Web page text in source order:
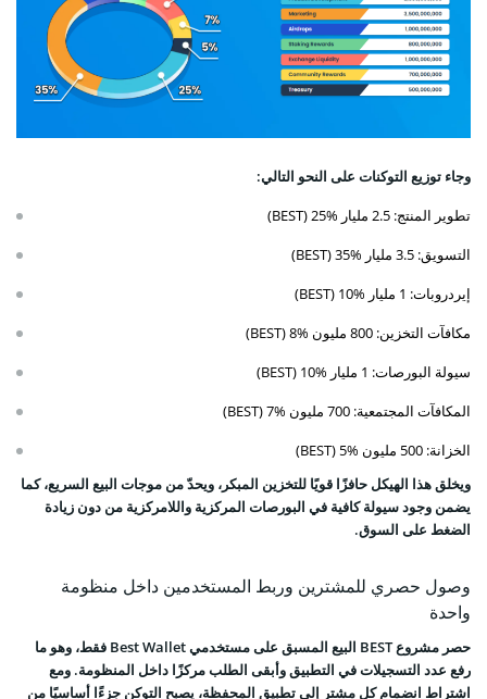
وجاء توزيع التوكنات على النحو التالي:
تطوير المنتج: 2.5 مليار BEST) 25%)
التسويق: 3.5 مليار BEST) 35%)
إيردروبات: 1 مليار BEST) 10%)
مكافآت التخزين: 800 مليون BEST) 8%)
سيولة البورصات: 1 مليار BEST) 10%)
المكافآت المجتمعية: 700 مليون BEST) 7%)
الخزانة: 500 مليون BEST) 5%)
ويخلق هذا الهيكل حافزًا قويًا للتخزين المبكر، ويحدّ من موجات البيع السريع، كما
يضمن وجود سيولة كافية في البورصات المركزية واللامركزية من دون زيادة
الضغط على السوق.
وصول حصري للمشترين وربط المستخدمين داخل منظومة
واحدة
حصر مشروع BEST البيع المسبق على مستخدمي Best Wallet فقط، وهو ما
رفع عدد التسجيلات في التطبيق وأبقى الطلب مركزًا داخل المنظومة. ومع
اشتراط انضمام كل مشترٍ إلى تطبيق المحفظة، يصبح التوكن جزءًا أساسيًا من